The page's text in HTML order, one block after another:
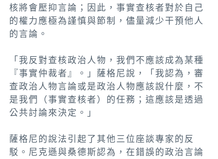
核將會壓抑言論；因此，事實查核者對於自己
的權力應極為謹慎與節制，儘量減少干預他人
的言論。
「我反對查核政治人物，我們不應該成為某種
『事實仲裁者』。」薩格尼說，「我認為，審
查政治人物言論或是政治人物應該說什麼，不
是我們（事實查核者）的任務；這應該是透過
公共討論來決定。」
薩格尼的說法引起了其他三位座談專家的反
駁。尼克遜與桑德斯認為，在錯誤的政治言論